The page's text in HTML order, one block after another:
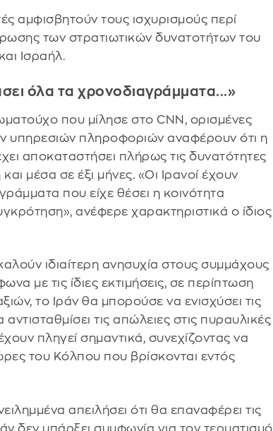
αμφισβητούν τους ισχυρισμούς περί
των στρατιωτικών δυνατοτήτων του
Ισραήλ.
όλα τα χρονοδιαγράμματα...»
που μίλησε στο CNN, ορισμένες
υπηρεσιών πληροφοριών αναφέρουν ότι η
αποκαταστήσει πλήρως τις δυνατότητες
μέσα σε έξι μήνες. «Οι Ιρανοί έχουν
που είχε θέσει η κοινότητα
ανέφερε χαρακτηριστικά ο ίδιος
ιδιαίτερη ανησυχία στους συμμάχους
με τις ίδιες εκτιμήσεις, σε περίπτωση
το Ιράν θα μπορούσε να ενισχύσει τις
τις απώλειες στις πυραυλικές
πληγεί σημαντικά, συνεχίζοντας να
του Κόλπου που βρίσκονται εντός
απειλήσει ότι θα επαναφέρει τις
δεν υπάρξει συμφωνία για τον τερματισμό